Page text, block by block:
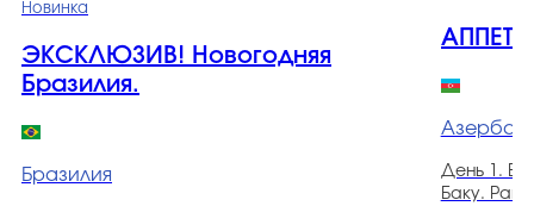
Новинка
ЭКСКЛЮЗИВ! Новогодняя
Бразилия.
Бразилия
День 1.
Баку.